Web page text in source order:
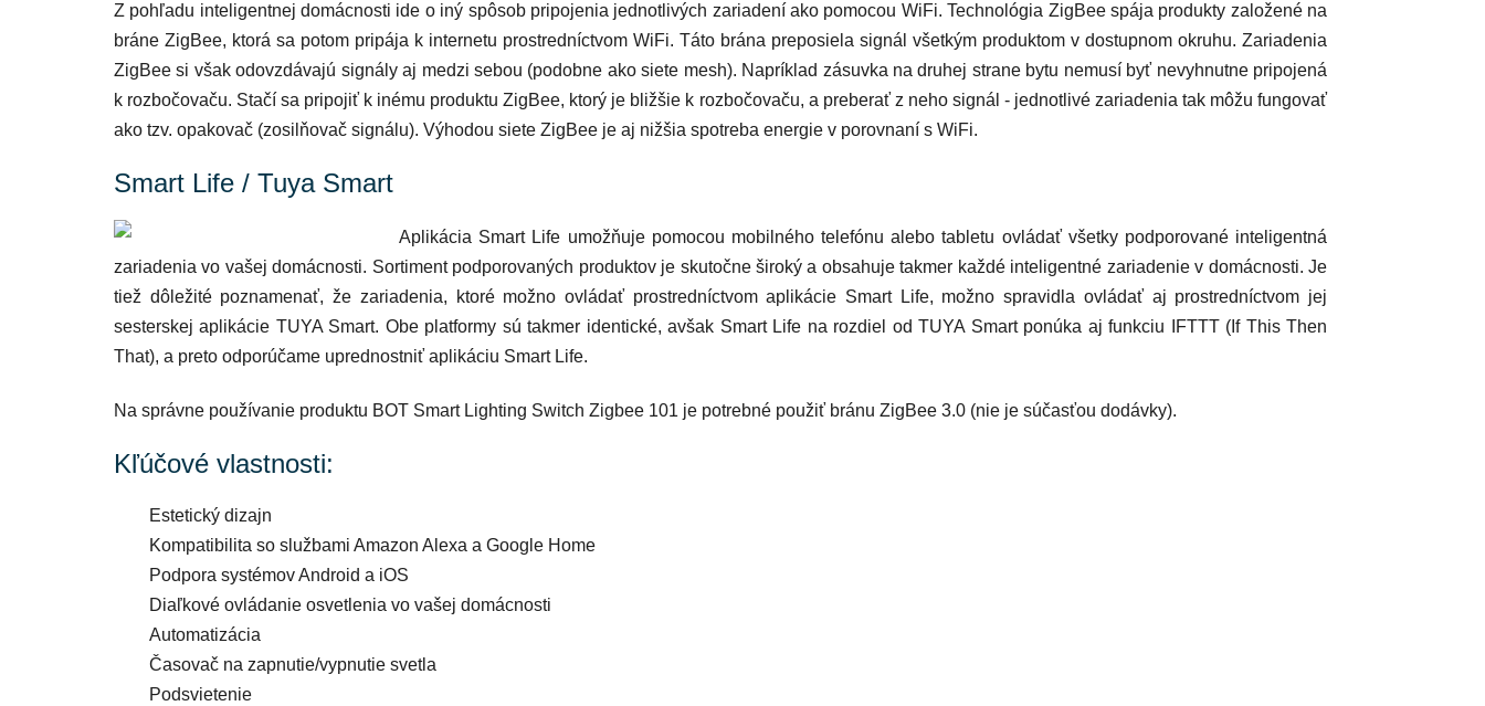
Z pohľadu inteligentnej domácnosti ide o iný spôsob pripojenia jednotlivých zariadení ako pomocou WiFi. Technológia ZigBee spája produkty založené na
bráne ZigBee, ktorá sa potom pripája k internetu prostredníctvom WiFi. Táto brána preposiela signál všetkým produktom v dostupnom okruhu. Zariadenia
ZigBee si však odovzdávajú signály aj medzi sebou (podobne ako siete mesh). Napríklad zásuvka na druhej strane bytu nemusí byť nevyhnutne pripojená
k rozbočovaču. Stačí sa pripojiť k inému produktu ZigBee, ktorý je bližšie k rozbočovaču, a preberať z neho signál - jednotlivé zariadenia tak môžu fungovať
ako tzv. opakovač (zosilňovač signálu). Výhodou siete ZigBee je aj nižšia spotreba energie v porovnaní s WiFi.
Smart Life / Tuya Smart
Aplikácia Smart Life umožňuje pomocou mobilného telefónu alebo tabletu ovládať všetky podporované inteligentná
zariadenia vo vašej domácnosti. Sortiment podporovaných produktov je skutočne široký a obsahuje takmer každé inteligentné zariadenie v domácnosti. Je
tiež dôležité poznamenať, že zariadenia, ktoré možno ovládať prostredníctvom aplikácie Smart Life, možno spravidla ovládať aj prostredníctvom jej
sesterskej aplikácie TUYA Smart. Obe platformy sú takmer identické, avšak Smart Life na rozdiel od TUYA Smart ponúka aj funkciu IFTTT (If This Then
That), a preto odporúčame uprednostniť aplikáciu Smart Life.
Na správne používanie produktu BOT Smart Lighting Switch Zigbee 101 je potrebné použiť bránu ZigBee 3.0 (nie je súčasťou dodávky).
Kľúčové vlastnosti:
Estetický dizajn
Kompatibilita so službami Amazon Alexa a Google Home
Podpora systémov Android a iOS
Diaľkové ovládanie osvetlenia vo vašej domácnosti
Automatizácia
Časovač na zapnutie/vypnutie svetla
Podsvietenie